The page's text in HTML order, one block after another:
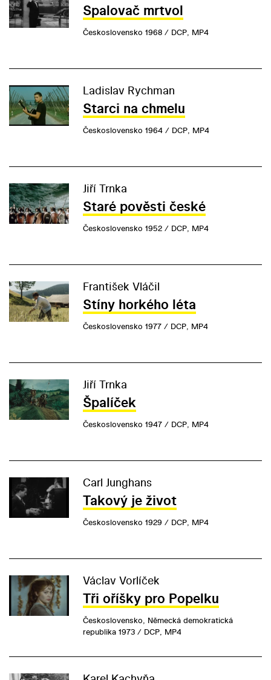
Spalovač mrtvol
Československo 1968 / DCP, MP4
Ladislav Rychman
Starci na chmelu
Československo 1964 / DCP, MP4
Jiří Trnka
Staré pověsti české
Československo 1952 / DCP, MP4
František Vláčil
Stíny horkého léta
Československo 1977 / DCP, MP4
Jiří Trnka
Špalíček
Československo 1947 / DCP, MP4
Carl Junghans
Takový je život
Československo 1929 / DCP, MP4
Václav Vorlíček
Tři oříšky pro Popelku
Československo, Německá demokratická
republika 1973 / DCP, MP4